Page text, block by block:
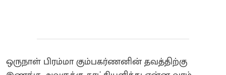
ஒருநாள் பிரம்மா கும்பகர்ணனின் தவத்திற்கு